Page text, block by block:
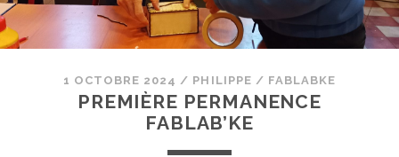
1 OCTOBRE 2024 / PHILIPPE / FABLABKE
PREMIÈRE PERMANENCE
FABLAB’KE